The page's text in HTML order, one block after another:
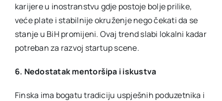
karijere u inostranstvu gdje postoje bolje prilike,
veće plate i stabilnije okruženje nego čekati da se
stanje u BiH promijeni. Ovaj trend slabi lokalni kadar
potreban za razvoj startup scene.
6. Nedostatak mentoršipa i iskustva
Finska ima bogatu tradiciju uspješnih poduzetnika i